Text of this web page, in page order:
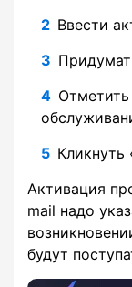
Ввести
Отметить
Кликнуть
Активация
mail надо
будут